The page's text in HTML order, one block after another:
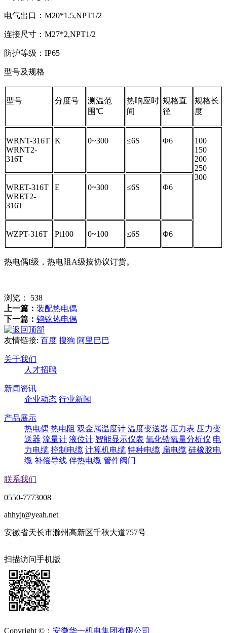
电气出口：M20*1.5,NPT1/2
连接尺寸：M27*2,NPT1/2
防护等级：IP65
型号及规格
型号 分度号
测温范
围℃
热响应时
间
规格直
径
规格长
度
WRNT-316T
WRNT2-
316T
K 0~300 ≤6S Φ6
100
150
200
250
300
WRET-316T
WRET2-
316T
E 0~300 ≤6S Φ6
WZPT-316T Pt100 0~100 ≤6S Φ6
热电偶I级，热电阻A级按协议订货。
浏览： 538
上一篇： 装配热电偶
下一篇： 钨铼热电偶
友情链接: 百度 搜狗 阿里巴巴
关于我们
人才招聘
新闻资讯
企业动态 行业新闻
产品展示
热电偶 热电阻 双金属温度计 温度变送器 压力表 压力变
送器 流量计 液位计 智能显示仪表 氧化锆氧量分析仪 电
力电缆 控制电缆 计算机电缆 特种电缆 扁电缆 硅橡胶电
缆 补偿导线 伴热电缆 管件阀门
联系我们
0550-7773008
ahhyjt@yeah.net
安徽省天长市滁州高新区千秋大道757号
扫描访问手机版
Copyright ©： 安徽华一机电集团有限公司